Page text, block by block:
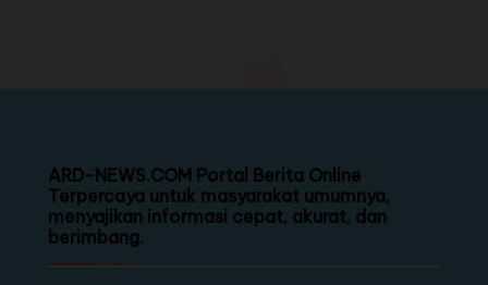
ARD-NEWS.COM Portal Berita Online
Terpercaya untuk masyarakat umumnya,
menyajikan informasi cepat, akurat, dan
berimbang.